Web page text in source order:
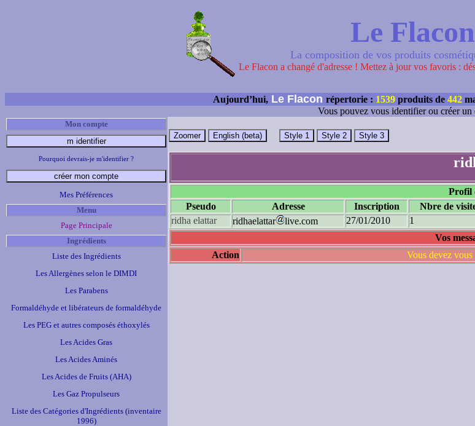
Le Flacon
La composition de vos produits
Le Flacon a changé d'adresse ! Mettez à jour vos favoris :
Aujourd’hui, Le Flacon répertorie : 1539 produits de 442
Vous pouvez vous identifier ou créer un
Mon compte
Pourquoi devrais-je m'identifier ?
Mes Préférences
Menu
Page Principale
Ingrédients
Liste des Ingrédients
Les Allergènes selon le DIMDI
Les Parabens
Formaldéhyde et libérateurs de formaldéhyde
Les PEG et autres composés éthoxylés
Les Acides Gras
Les Acides Aminés
Les Acides de Fruits (AHA)
Les Gaz Propulseurs
Liste des Catégories d'Ingrédients (inventaire
1996)
Profil
Pseudo
Adresse Inscription Nbre de
ridha elattar
ridhaelattar live.com 27/01/2010 1
Vos
Action
Vous devez